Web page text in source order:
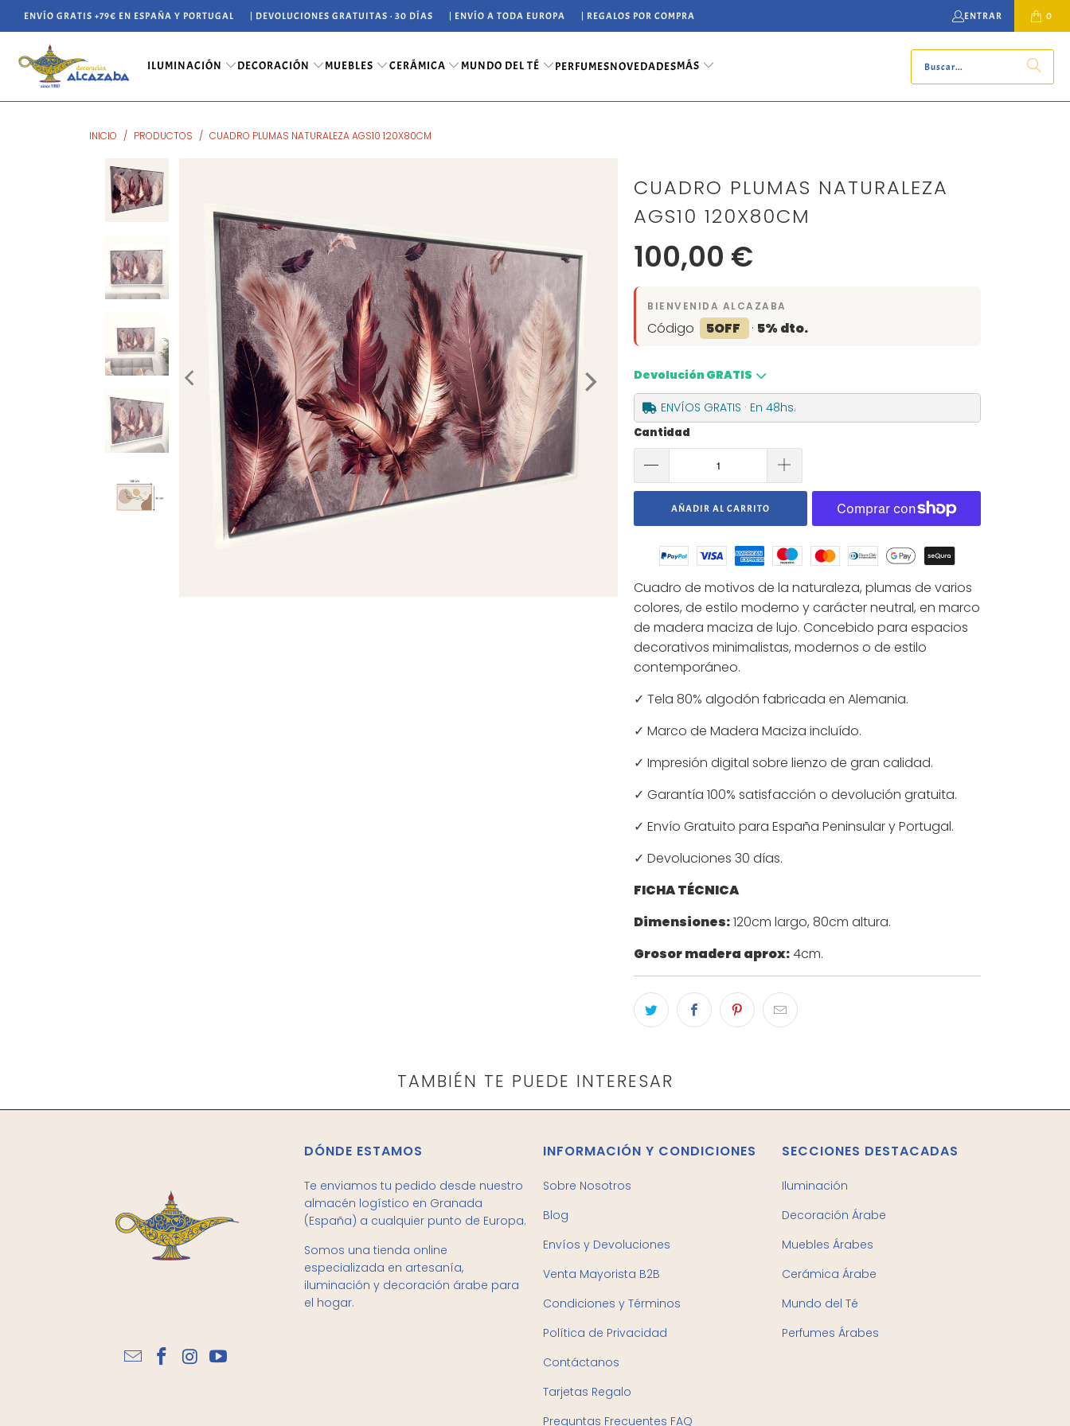
ENVÍO GRATIS +79€ EN ESPAÑA Y PORTUGAL | DEVOLUCIONES GRATUITAS · 30 DÍAS | ENVÍO A TODA EUROPA | REGALOS POR COMPRA ENTRAR 0
ILUMINACIÓN DECORACIÓN MUEBLES CERÁMICA MUNDO DEL TÉ PERFUMESNOVEDADESMÁS
INICIO / PRODUCTOS / CUADRO PLUMAS NATURALEZA AGS10 120X80CM
CUADRO PLUMAS NATURALEZA
AGS10 120X80CM
100,00 €
BIENVENIDA ALCAZABA
Código 5OFF · 5% dto.
Devolución GRATIS
ENVÍOS GRATIS · En 48hs.
Cantidad
AÑADIR AL CARRITO
Cuadro de motivos de la naturaleza, plumas de varios
colores, de estilo moderno y carácter neutral, en marco
de madera maciza de lujo. Concebido para espacios
decorativos minimalistas, modernos o de estilo
contemporáneo.
✓ Tela 80% algodón fabricada en Alemania.
✓ Marco de Madera Maciza incluído.
✓ Impresión digital sobre lienzo de gran calidad.
✓ Garantía 100% satisfacción o devolución gratuita.
✓ Envío Gratuito para España Peninsular y Portugal.
✓ Devoluciones 30 días.
FICHA TÉCNICA
Dimensiones:120cm largo, 80cm altura.
Grosor madera aprox:4cm.
TAMBIÉN TE PUEDE INTERESAR
DÓNDE ESTAMOS
Te enviamos tu pedido desde nuestro
almacén logístico en Granada
(España) a cualquier punto de Europa.
Somos una tienda online
especializada en artesanía,
iluminación y decoración árabe para
el hogar.
INFORMACIÓN Y CONDICIONES
Sobre Nosotros
Blog
Envíos y Devoluciones
Venta Mayorista B2B
Condiciones y Términos
Política de Privacidad
Contáctanos
Tarjetas Regalo
Preguntas Frecuentes FAQ
SECCIONES DESTACADAS
Iluminación
Decoración Árabe
Muebles Árabes
Cerámica Árabe
Mundo del Té
Perfumes Árabes